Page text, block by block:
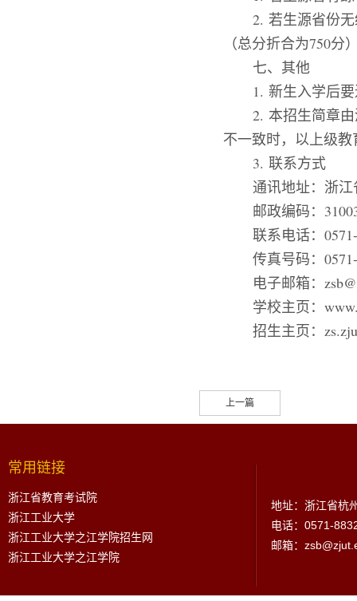
2. 若生源省份
（总分折合为750分
七、 其他
1. 新生入学后
2. 本招生简章
不一致时，以上级
3. 联系方式
通讯地址：浙
邮政编码：
联系电话：
传真号码：
电子邮箱：
学校主页：
招生主页：
上一篇
常用链接
浙江省教育考试院
浙江工业大学
浙江工业大学之江学院招生网
浙江工业大学之江学院
地址：浙江省杭
电话：0571-
邮箱：